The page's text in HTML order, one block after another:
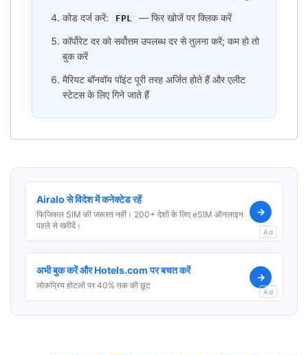
कोड दर्ज करें:
FPL
— फिर खोजें पर क्लिक करें
कॉर्पोरेट दर को सर्वोत्तम उपलब्ध दर से तुलना करें; कम हो तो
बुक करें
मैरियट बॉनवॉय पॉइंट पूरी तरह अर्जित होते हैं और एलीट
स्टेटस के लिए गिने जाते हैं
Airalo से विदेश में कनेक्टेड रहें
फिजिकल SIM की जरूरत नहीं। 200+ देशों के लिए eSIM ऑनलाइन
पहले से खरीदें।
→
Ad
अभी बुक करें और Hotels.com पर बचत करें
लोकप्रिय होटलों पर 40% तक की छूट
→
Ad